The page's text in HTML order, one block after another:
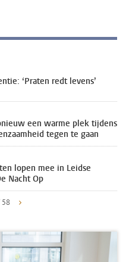
‘Praten redt levens’
een warme plek tijdens
tegen te gaan
lopen mee in Leidse
Nacht Op
58